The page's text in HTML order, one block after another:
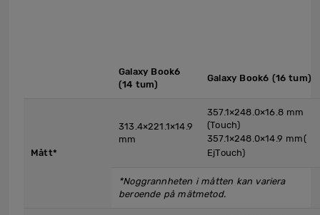
Galaxy Book6
(14 tum)
Galaxy Book6 (16 tum)
Mått*
313.4×221.1×14.9
mm
357.1×248.0×16.8 mm
(Touch)
357.1×248.0×14.9 mm(
EjTouch)
*Noggrannheten i måtten kan variera
beroende på mätmetod.